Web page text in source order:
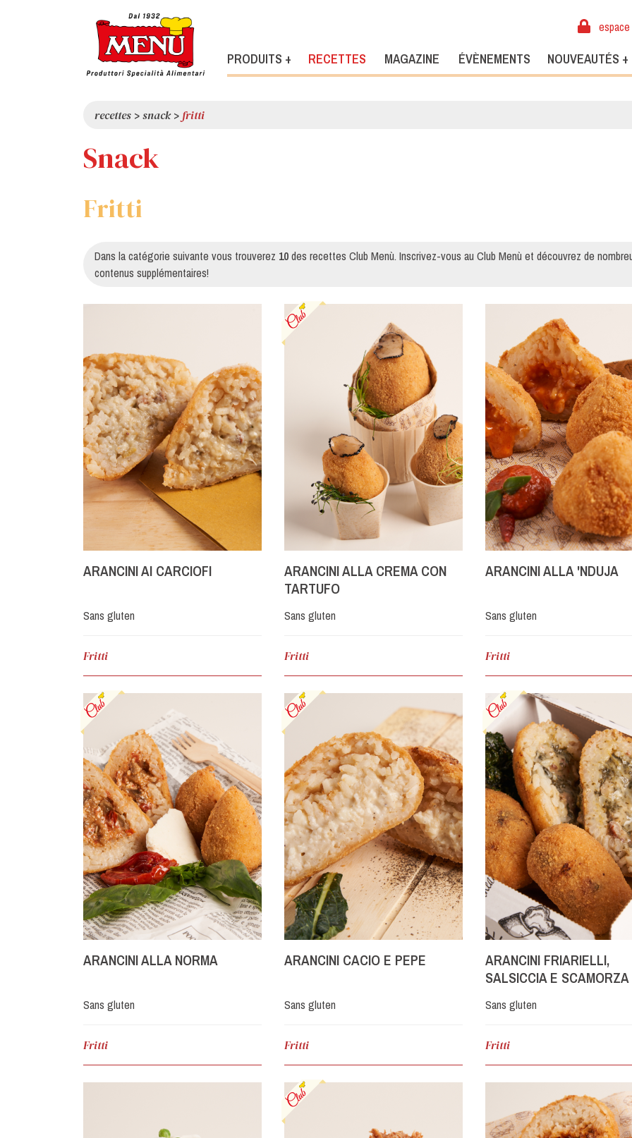
PRODUITS + RECETTES MAGAZINE ÉVÈNEMENTS NOUVEAUTÉS +
recettes >snack> fritti
Snack
Fritti
Dans la catégorie suivante vous trouverez 10des recettes Club Menù. Inscrivez-vous au Club Menù et découvrez de
contenus supplémentaires!
ARANCINI AI CARCIOFI
Sans gluten
Fritti
ARANCINI ALLA CREMA CON
TARTUFO
Sans gluten
Fritti
ARANCINI ALLA 'NDUJA
Sans gluten
Fritti
ARANCINI ALLA NORMA
Sans gluten
Fritti
ARANCINI CACIO E PEPE
Sans gluten
Fritti
ARANCINI FRIARIELLI,
SALSICCIA E SCAMORZA
Sans gluten
Fritti